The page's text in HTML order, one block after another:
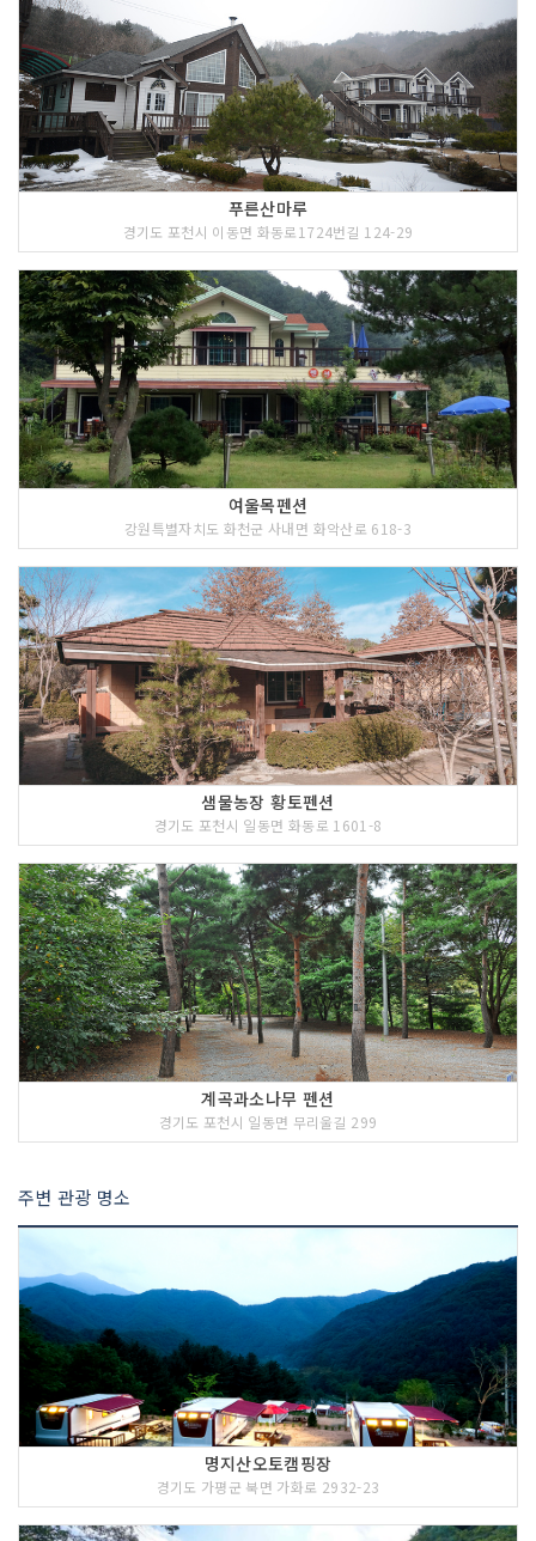
푸른산마루
경기도 포천시 이동면 화동로1724번길 124-29
여울목펜션
강원특별자치도 화천군 사내면 화악산로 618-3
샘물농장 황토펜션
경기도 포천시 일동면 화동로 1601-8
계곡과소나무 펜션
경기도 포천시 일동면 무리울길 299
주변 관광 명소
명지산오토캠핑장
경기도 가평군 북면 가화로 2932-23